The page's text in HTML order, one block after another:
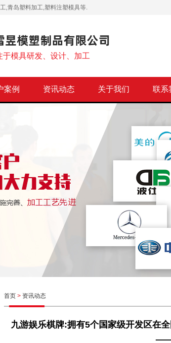
,青岛塑料加工,塑料注塑模具等.
于模具研发、设计、加工
案例 资讯动态 关于我们 联系
首页 > 资讯动态
九游娱乐棋牌:拥有5个国家级开发区在
——